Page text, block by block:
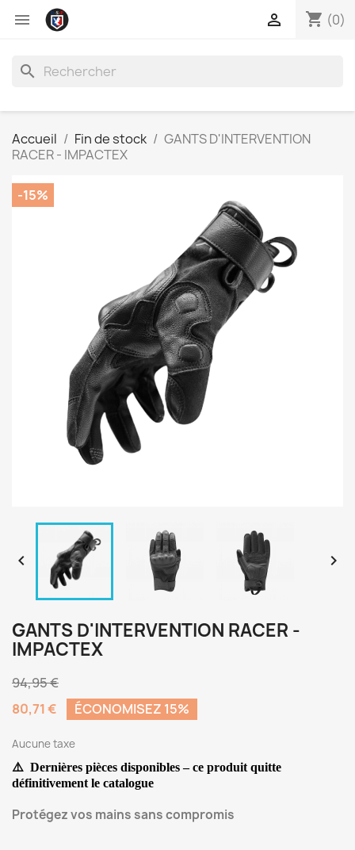
 shopping_cart (0)

search
Accueil Fin de stock
GANTS D'INTERVENTION
RACER - IMPACTEX
-15%
 
GANTS D'INTERVENTION RACER -
IMPACTEX
94,95 €
80,71 €
ÉCONOMISEZ 15%
Aucune taxe
⚠️ Dernières pièces disponibles – ce produit quitte
définitivement le catalogue
Protégez vos mains sans compromis